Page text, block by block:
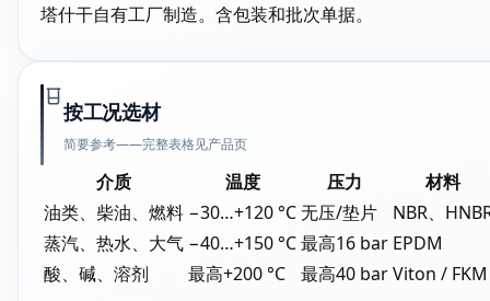
塔什干自有工厂制造。含包装和批次单据。
按工况选材
简要参考——完整表格见产品页
介质 温度 压力
材料
油类、柴油、燃料 −30…+120 °C无压/垫片
NBR、
蒸汽、热水、大气 −40…+150 °C最高16 bar EPDM
酸、碱、溶剂
最高+200 °C 最高40 barViton / FKM